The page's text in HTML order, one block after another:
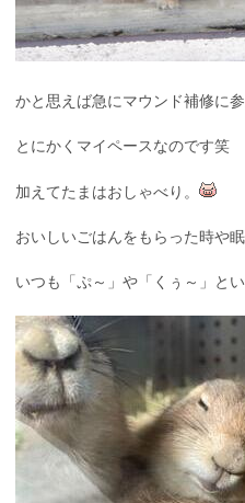
かと思えば急にマウンド補修に参
とにかくマイペースなのです笑
加えてたまはおしゃべり。
おいしいごはんをもらった時や眠
いつも「ぷ～」や「くぅ～」と